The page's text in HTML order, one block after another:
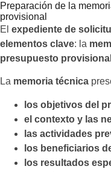
Preparación de la
provisional
El expediente de
elementos clave: la
presupuesto provisional
La memoria técnica
los objetivos del
el contexto y las
las actividades
los beneficiarios
los resultados